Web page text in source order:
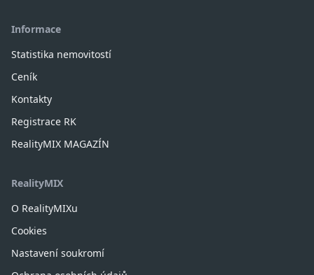
Informace
Statistika nemovitostí
Ceník
Kontakty
Registrace RK
RealityMIX MAGAZÍN
RealityMIX
O RealityMIXu
Cookies
Nastavení soukromí